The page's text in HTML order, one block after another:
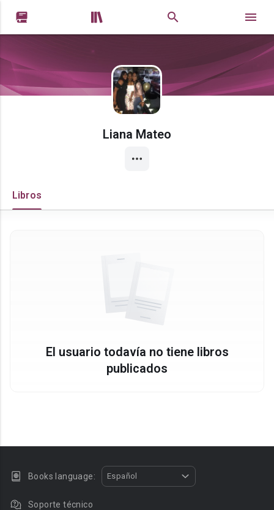
 
Liana Mateo
Libros
El usuario todavía no tiene libros
publicados
Books language: Español
Soporte técnico